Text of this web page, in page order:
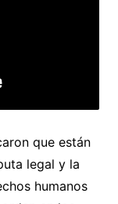
que están
legal y la
humanos